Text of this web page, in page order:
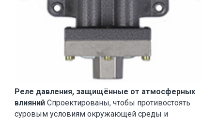
Реле давления, защищённые от атмосферных
влияний Спроектированы, чтобы противостоять
суровым условиям окружающей среды и